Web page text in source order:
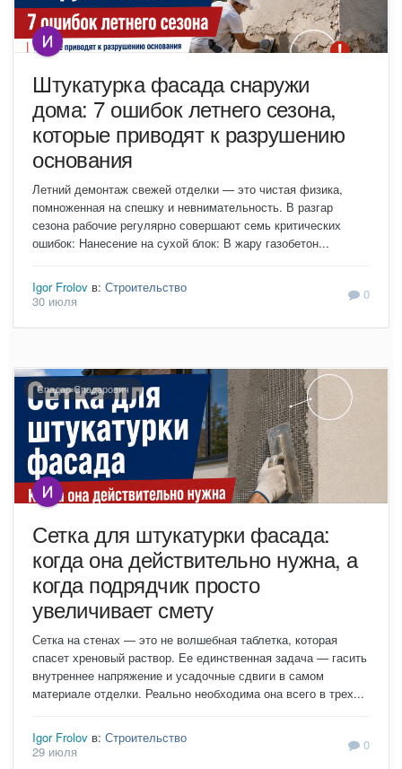
Штукатурка фасада снаружи
дома: 7 ошибок летнего сезона,
которые приводят к разрушению
основания
Летний демонтаж свежей отделки — это чистая физика,
помноженная на спешку и невнимательность. В разгар
сезона рабочие регулярно совершают семь критических
ошибок: Нанесение на сухой блок: В жару газобетон...
Igor Frolov в: Строительство
30 июля
0
Спадар Спадарович
Сетка для штукатурки фасада:
когда она действительно нужна, а
когда подрядчик просто
увеличивает смету
Сетка на стенах — это не волшебная таблетка, которая
спасет хреновый раствор. Ее единственная задача — гасить
внутреннее напряжение и усадочные сдвиги в самом
материале отделки. Реально необходима она всего в трех...
Igor Frolov в: Строительство
29 июля
0